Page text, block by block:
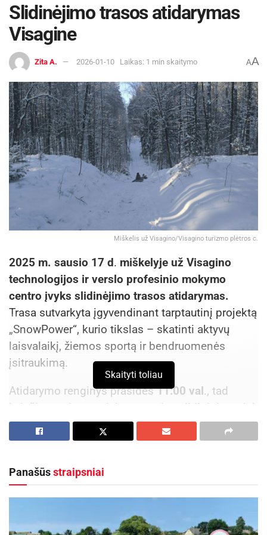
Slidinėjimo trasos atidarymas
Visagine
Zita A. 2026-01-10 Laikas: 1 min skaitymo AA
Miškelis už Visagino/Visagino turizmo plėtros c.
2025 m. sausio 17 d. miškelyje už Visagino
technologijos ir verslo profesinio mokymo
centro įvyks slidinėjimo trasos atidarymas.
Trasa sutvarkyta įgyvendinant tarptautinį projektą
„SnowPower“, kurio tikslas – skatinti aktyvų
laisvalaikį, žiemos sportą ir bendruomenės
įsitraukimą.
Atidarymo renginys prasidės11:00 val., tad
kviečiame visus – tiek patyrusius slidininkus, tiek
norinčius pirmą kartą išbandyti slidinėjimą –
prisijungti ir kartu pasidžiaugti naujomis
Svarbi informacija dalyviams
Skaityti toliau
Panašūsstraipsniai